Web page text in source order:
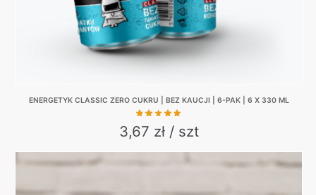
page
ENERGETYK CLASSIC ZERO CUKRU | BEZ KAUCJI | 6-PAK | 6 X 330 ML
3,67 zł / szt